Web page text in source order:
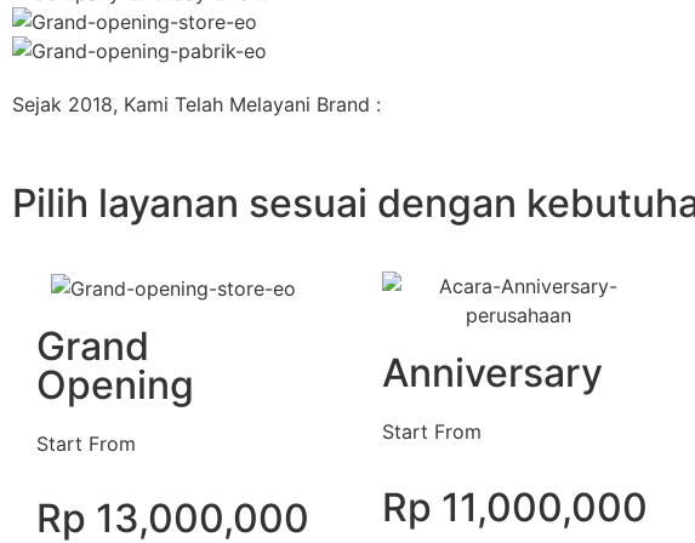
Sejak 2018, Kami Telah Melayani Brand :
Pilih layanan sesuai dengan
Grand
Opening
Start From
Rp 13,000,000
Anniversary
Start From
Rp 11,000,000